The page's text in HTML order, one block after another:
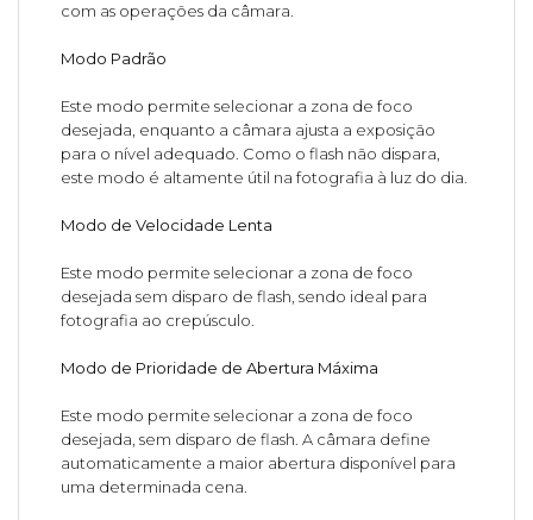
com as operações da câmara.
Modo Padrão
Este modo permite selecionar a zona de foco
desejada, enquanto a câmara ajusta a exposição
para o nível adequado. Como o flash não dispara,
este modo é altamente útil na fotografia à luz do dia.
Modo de Velocidade Lenta
Este modo permite selecionar a zona de foco
desejada sem disparo de flash, sendo ideal para
fotografia ao crepúsculo.
Modo de Prioridade de Abertura Máxima
Este modo permite selecionar a zona de foco
desejada, sem disparo de flash. A câmara define
automaticamente a maior abertura disponível para
uma determinada cena.